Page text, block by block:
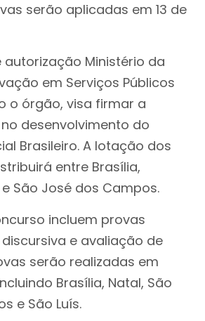
serão aplicadas em 13 de
autorização Ministério da
em Serviços Públicos
o órgão, visa firmar a
desenvolvimento do
Brasileiro. A lotação dos
entre Brasília,
São José dos Campos.
incluem provas
e avaliação de
serão realizadas em
Brasília, Natal, São
e São Luís.